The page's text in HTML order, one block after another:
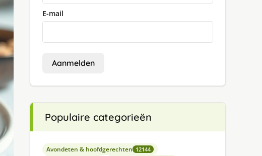
E-mail
Aanmelden
Populaire categorieën
Avondeten & hoofdgerechten 12144